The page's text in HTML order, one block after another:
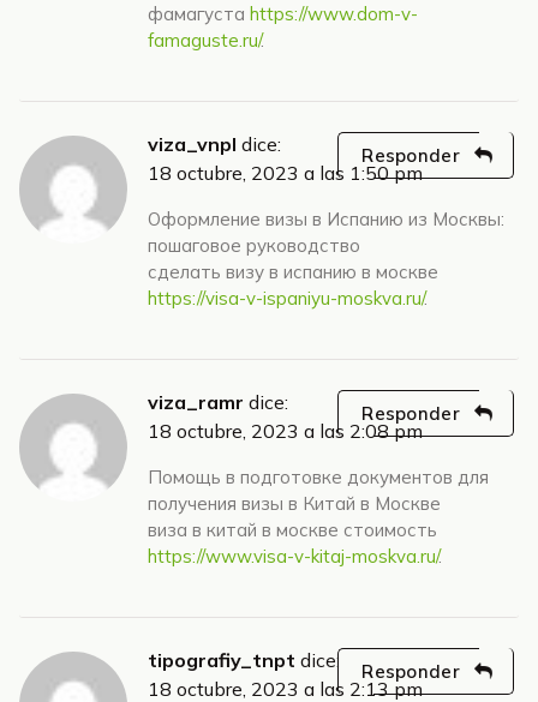
фамагуста https://www.dom-v-
famaguste.ru/.
viza_vnpl dice:
18 octubre, 2023 a las 1:50 pm
Оформление визы в Испанию из Москвы:
пошаговое руководство
сделать визу в испанию в москве
https://visa-v-ispaniyu-moskva.ru/.
Responder
viza_ramr dice:
18 octubre, 2023 a las 2:08 pm
Помощь в подготовке документов для
получения визы в Китай в Москве
виза в китай в москве стоимость
https://www.visa-v-kitaj-moskva.ru/.
Responder
tipografiy_tnpt dice:
18 octubre, 2023 a las 2:13 pm
Responder